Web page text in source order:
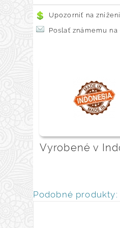
Upozorniť na
Poslať známemu
Vyrobené v
Podobné produkty: